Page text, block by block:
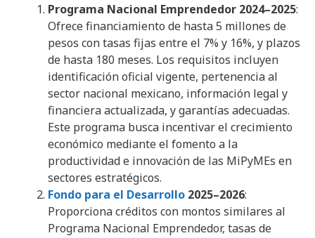
Programa Nacional Emprendedor 2024–2025:
Ofrece financiamiento de hasta 5 millones de
pesos con tasas fijas entre el 7% y 16%, y plazos
de hasta 180 meses. Los requisitos incluyen
identificación oficial vigente, pertenencia al
sector nacional mexicano, información legal y
financiera actualizada, y garantías adecuadas.
Este programa busca incentivar el crecimiento
económico mediante el fomento a la
productividad e innovación de las MiPyMEs en
sectores estratégicos.
Fondo para el Desarrollo 2025–2026:
Proporciona créditos con montos similares al
Programa Nacional Emprendedor, tasas de